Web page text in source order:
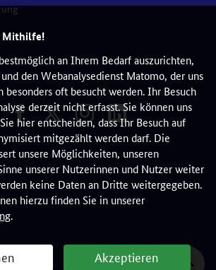
Mithilfe!
an Ihrem Bedarf auszurichten,
den Webanalysedienst Matomo, der uns
besonders oft besucht werden. Ihr Besuch
derzeit nicht erfasst. Sie können uns
hier entscheiden, dass Ihr Besuch auf
mitgezählt werden darf. Die
unsere Möglichkeiten, unseren
unserer Nutzerinnen und Nutzer weiter
keine Daten an Dritte weitergegeben.
hierzu finden Sie in unserer
.
Akzeptieren